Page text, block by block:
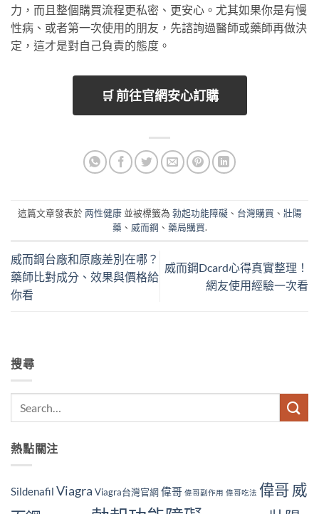
力，而且整個購買流程更私密、更安心。尤其如果你是有慢
性病、或者第一次使用的朋友，先諮詢過醫師或藥師再做決
定，這才是對自己負責的態度。
🛒 前往官網安心訂購
這篇文章發表於两性健康並被標籤為 勃起功能障礙、 台灣購買 、 壯陽
藥 、 威而鋼 、 藥局購買.
威而鋼台廠和原廠差別在哪？
藥師比對成分、效果與價格給
你看
威而鋼Dcard心得真實整理！
網友使用經驗一次看
搜尋
熱點關注
Sildenafil Viagra Viagra台灣官網偉哥 偉哥副作用 偉哥吃法 偉哥 威